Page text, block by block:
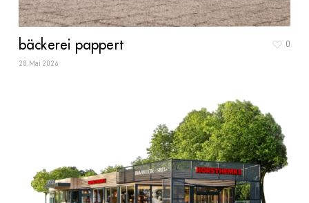
bäckerei pappert
28. Mai 2026
0